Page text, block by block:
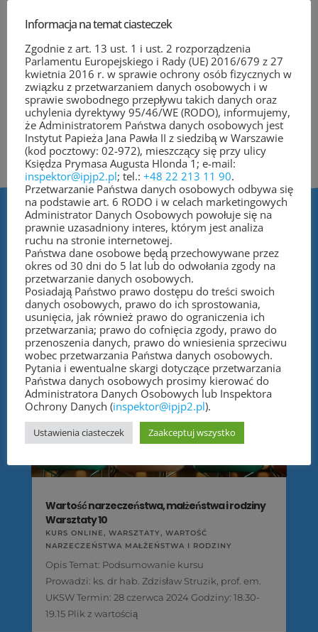
naukowych dotyczących m.in.
rodziny – jej wartości, problemów i
wsparcia.
Powiązane treści
Wartość narzeczeństwa, małżeństwa i rodziny
Warsztaty 10
KURS ONLINE, WARSZTATY, WARTOŚĆ
NARZECZEŃSTWA MAŁŻEŃSTWA I RODZINY
Opis Temat: Podsumowanie kursu
Prowadzi: ks. dr hab. Zdzisław Struzik, prof. em.
UKSW Termin: 28 czerwca 2024 Godziny: 18.30-
19.15 Plik z wartością
Informacja na temat ciasteczek
Zgodnie z art. 13 ust. 1 i ust. 2 rozporządzenia
Parlamentu Europejskiego i Rady (UE) 2016/679 z 27
kwietnia 2016 r. w sprawie ochrony osób fizycznych w
związku z przetwarzaniem danych osobowych i w
sprawie swobodnego przepływu takich danych oraz
uchylenia dyrektywy 95/46/WE (RODO), informujemy,
że Administratorem Państwa danych osobowych jest
Instytut Papieża Jana Pawła II z siedzibą w Warszawie
(kod pocztowy: 02-972), mieszczący się przy ulicy
Księdza Prymasa Augusta Hlonda 1; e-mail:
inspektor@ipjp2.pl; tel.: +48 22 213 11 90.
Przetwarzanie Państwa danych osobowych odbywa się
na podstawie art. 6 RODO i w celach marketingowych
Administrator Danych Osobowych powołuje się na
prawnie uzasadniony interes, którym jest analiza
ruchu na stronie internetowej.
Państwa dane osobowe będą przechowywane przez
okres od 30 dni do 5 lat lub do odwołania zgody na
przetwarzanie danych osobowych.
Posiadają Państwo prawo dostępu do treści swoich
danych osobowych, prawo do ich sprostowania,
usunięcia, jak również prawo do ograniczenia ich
przetwarzania; prawo do cofnięcia zgody, prawo do
przenoszenia danych, prawo do wniesienia sprzeciwu
wobec przetwarzania Państwa danych osobowych.
Pytania i ewentualne skargi dotyczące przetwarzania
Państwa danych osobowych prosimy kierować do
Administratora Danych Osobowych lub Inspektora
Ochrony Danych (inspektor@ipjp2.pl).
Ustawienia ciasteczek Zaakceptuj wszystko